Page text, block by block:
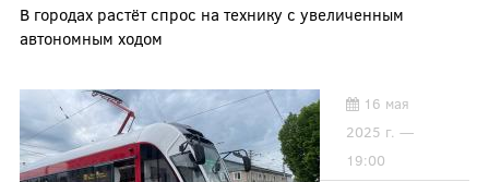
В городах растёт спрос на технику с увеличенным
автономным ходом
16 мая
2025 г. —
19:00